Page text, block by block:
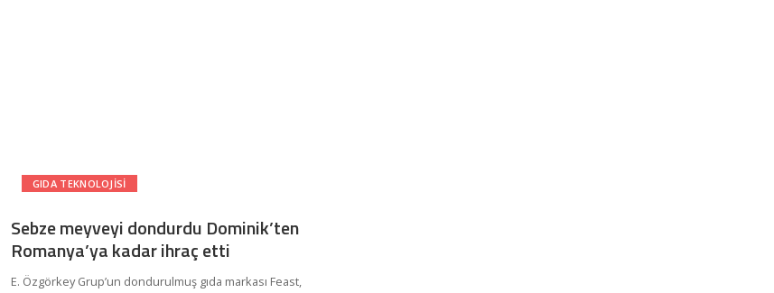
GIDA TEKNOLOJISI
Sebze meyveyi dondurdu Dominik’ten
Romanya’ya kadar ihraç etti
E. Özgörkey Grup’un dondurulmuş gıda markası Feast,